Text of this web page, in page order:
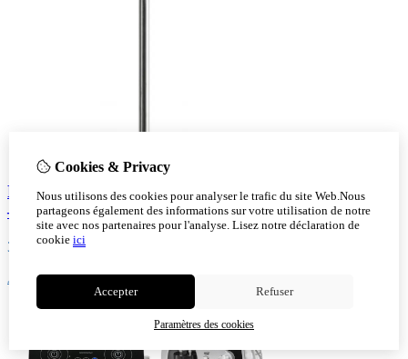
Fraise de Polissage Conique Acurata Jaune Ø6 mm
– Finition Brillante
3,50
Ajout au panier
Cookies & Privacy
Nous utilisons des cookies pour analyser le trafic du site Web.Nous
partageons également des informations sur votre utilisation de notre
site avec nos partenaires pour l'analyse. Lisez notre déclaration de
cookie ici
Accepter Refuser
Paramètres des cookies